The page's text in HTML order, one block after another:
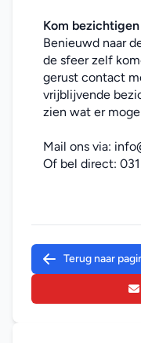
Kom
Benieuwd naar
de sfeer zelf
gerust contact
vrijblijvende
zien wat er
Mail ons via:
Of bel direct:
Terug naar